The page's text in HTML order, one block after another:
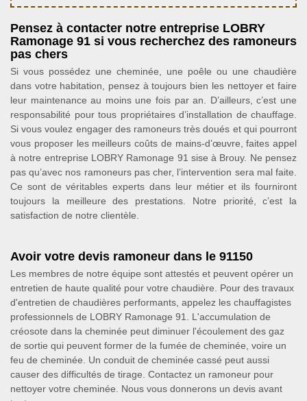
Pensez à contacter notre entreprise LOBRY
Ramonage 91 si vous recherchez des ramoneurs
pas chers
Si vous possédez une cheminée, une poêle ou une chaudière
dans votre habitation, pensez à toujours bien les nettoyer et faire
leur maintenance au moins une fois par an. D’ailleurs, c’est une
responsabilité pour tous propriétaires d’installation de chauffage.
Si vous voulez engager des ramoneurs très doués et qui pourront
vous proposer les meilleurs coûts de mains-d’œuvre, faites appel
à notre entreprise LOBRY Ramonage 91 sise à Brouy. Ne pensez
pas qu’avec nos ramoneurs pas cher, l’intervention sera mal faite.
Ce sont de véritables experts dans leur métier et ils fourniront
toujours la meilleure des prestations. Notre priorité, c’est la
satisfaction de notre clientèle.
Avoir votre devis ramoneur dans le 91150
Les membres de notre équipe sont attestés et peuvent opérer un
entretien de haute qualité pour votre chaudière. Pour des travaux
d'entretien de chaudières performants, appelez les chauffagistes
professionnels de LOBRY Ramonage 91. L'accumulation de
créosote dans la cheminée peut diminuer l'écoulement des gaz
de sortie qui peuvent former de la fumée de cheminée, voire un
feu de cheminée. Un conduit de cheminée cassé peut aussi
causer des difficultés de tirage. Contactez un ramoneur pour
nettoyer votre cheminée. Nous vous donnerons un devis avant